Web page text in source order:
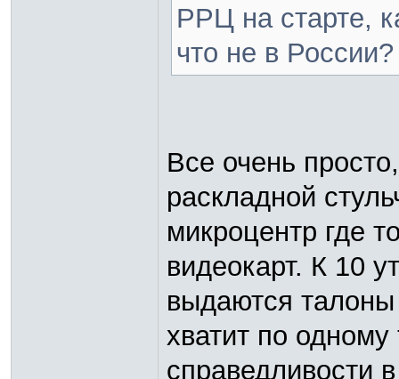
РРЦ на старте,
что не в России?
Все очень
раскладной
микроцентр где
видеокарт. К 10
выдаются
хватит по
справедливости